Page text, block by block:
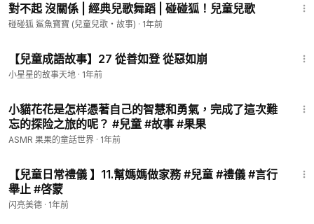
對不起 沒關係 | 經典兒歌舞蹈 | 碰碰狐！兒童兒歌
碰碰狐 鯊魚寶寶 (兒童兒歌・故事) · 1年前
【兒童成語故事】27 從善如登 從惡如崩
小星星的故事天地 · 1年前
小貓花花是怎样憑著自己的智慧和勇氣，完成了這次難
忘的探险之旅的呢？ #兒童 #故事 #果果
ASMR 果果的童話世界 · 1年前
【兒童日常禮儀 】11.幫媽媽做家務 #兒童 #禮儀 #言行
舉止 #啓蒙
闪亮美德 · 1年前